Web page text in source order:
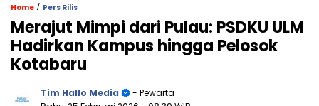
Home / Pers Rilis
Merajut Mimpi dari Pulau: PSDKU ULM
Hadirkan Kampus hingga Pelosok
Kotabaru
Tim Hallo Media
- Pewarta